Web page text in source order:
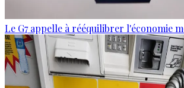
Le G7 appelle à rééquilibrer l'économie